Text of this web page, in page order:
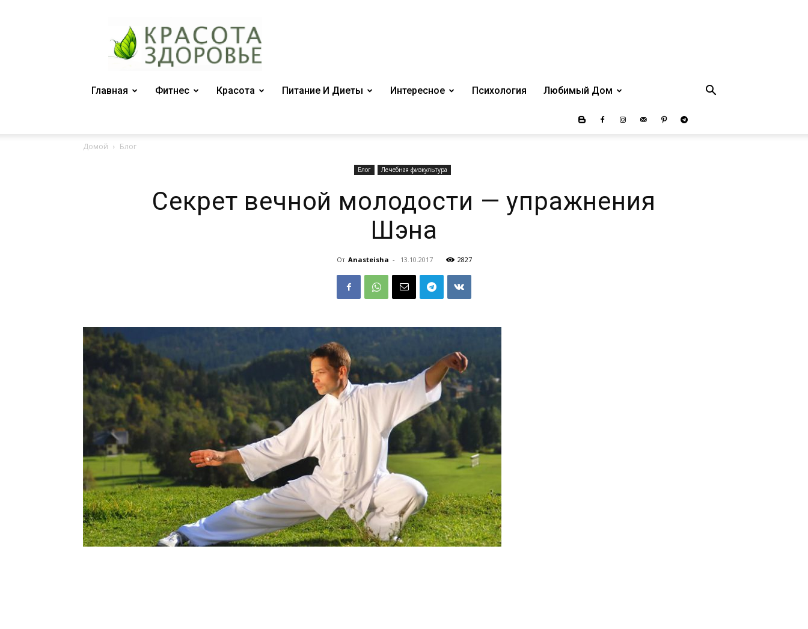
журнал
"Красота
и
Главная
Фитнес Красота Питание И Диеты Интересное Психология Любимый Дом
Домой Блог
Блог Лечебная физкультура
Секрет вечной молодости — упражнения
Шэна
От Anasteisha - 13.10.2017 2827